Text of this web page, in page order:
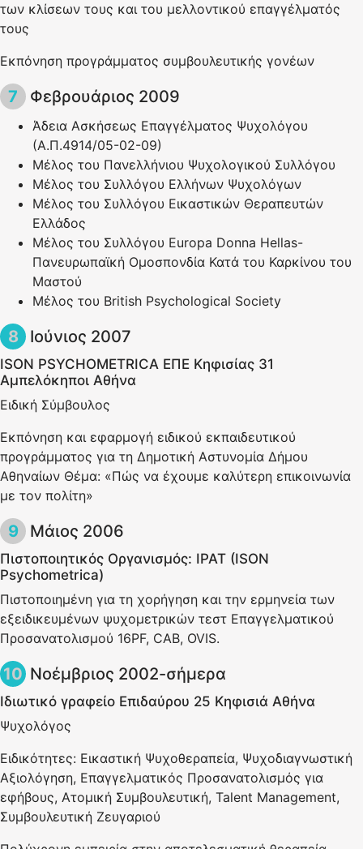
των κλίσεων τους και του μελλοντικού επαγγέλματός
τους
Εκπόνηση προγράμματος συμβουλευτικής γονέων
Φεβρουάριος 2009
Άδεια Ασκήσεως Επαγγέλματος Ψυχολόγου
(Α.Π.4914/05-02-09)
Μέλος του Πανελλήνιου Ψυχολογικού Συλλόγου
Μέλος του Συλλόγου Ελλήνων Ψυχολόγων
Μέλος του Συλλόγου Εικαστικών Θεραπευτών
Ελλάδος
Μέλος του Συλλόγου Εuropa Donna Hellas-
Πανευρωπαϊκή Ομοσπονδία Κατά του Καρκίνου του
Μαστού
Μέλος του British Psychological Society
Ιούνιος 2007
ISON PSYCHOMETRICA ΕΠΕ Κηφισίας 31
Αμπελόκηποι Αθήνα
Ειδική Σύμβουλος
Εκπόνηση και εφαρμογή ειδικού εκπαιδευτικού
προγράμματος για τη Δημοτική Αστυνομία Δήμου
Αθηναίων Θέμα: «Πώς να έχουμε καλύτερη επικοινωνία
με τον πολίτη»
Μάιος 2006
Πιστοποιητικός Οργανισμός: IPAT (ISON
Psychometrica)
Πιστοποιημένη για τη χορήγηση και την ερμηνεία των
εξειδικευμένων ψυχομετρικών τεστ Επαγγελματικού
Προσανατολισμού 16PF, CAB, OVIS.
Νοέμβριος 2002-σήμερα
Ιδιωτικό γραφείο Επιδαύρου 25 Κηφισιά Αθήνα
Ψυχολόγος
Ειδικότητες: Εικαστική Ψυχοθεραπεία, Ψυχοδιαγνωστική
Αξιολόγηση, Επαγγελματικός Προσανατολισμός για
εφήβους, Ατομική Συμβουλευτική, Talent Management,
Συμβουλευτική Ζευγαριού